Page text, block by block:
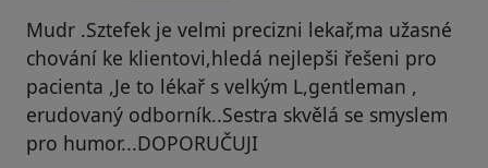
Mudr .Sztefek je velmi precizni lekař,ma užasné
chování ke klientovi,hledá nejlepši řešeni pro
pacienta ,Je to lékař s velkým L,gentleman ,
erudovaný odborník..Sestra skvělá se smyslem
pro humor...DOPORUČUJI